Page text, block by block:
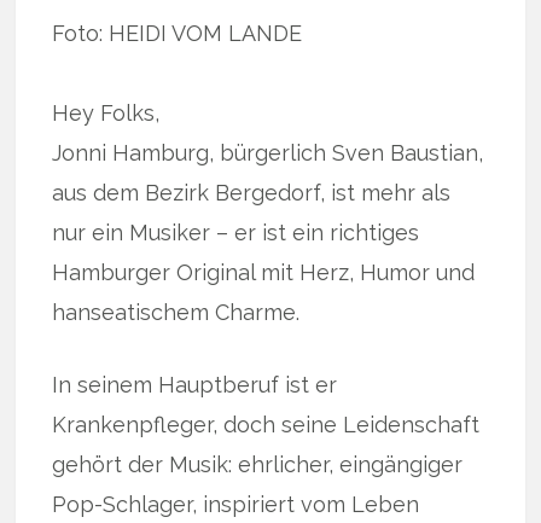
Foto: HEIDI VOM LANDE
Hey Folks,
Jonni Hamburg, bürgerlich Sven Baustian,
aus dem Bezirk Bergedorf, ist mehr als
nur ein Musiker – er ist ein richtiges
Hamburger Original mit Herz, Humor und
hanseatischem Charme.
In seinem Hauptberuf ist er
Krankenpfleger, doch seine Leidenschaft
gehört der Musik: ehrlicher, eingängiger
Pop-Schlager, inspiriert vom Leben